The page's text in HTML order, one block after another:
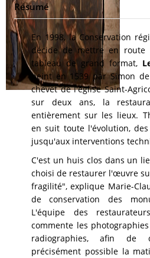
Résumé
En 1998, la Conservation
décide de mettre en route
tableau de grand format,
peint en 1539 par Simon
chevet de l'église Saint-
sur deux ans, la
entièrement sur les lieux.
en suit toute l'évolution,
jusqu'aux interventions
C'est un huis clos dans un
choisi de restaurer l'œuvre
fragilité", explique Marie-
de conservation des
L'équipe des
commente les
radiographies, afin de
précisément possible la